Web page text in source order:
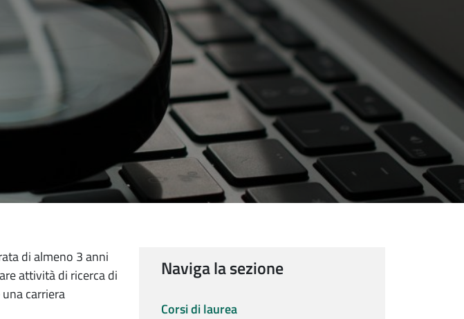
di almeno 3 anni
attività di ricerca di
carriera
Naviga la sezione
Corsi di laurea